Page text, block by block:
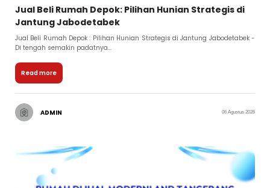
Jual Beli Rumah Depok: Pilihan Hunian Strategis di
Jantung Jabodetabek
Jual Beli Rumah Depok : Pilihan Hunian Strategis di Jantung Jabodetabek -
Di tengah semakin padatnya...
Read more
ADMIN 06 Agustus 2026